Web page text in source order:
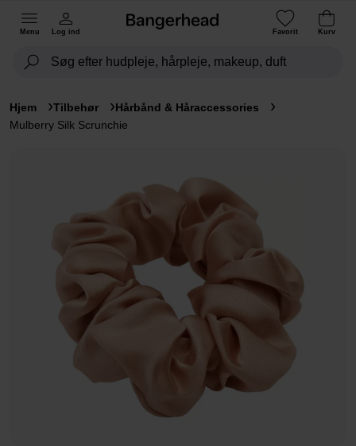
Menu Log ind Favorit Kurv
Hjem Tilbehør
Hårbånd & Håraccessories
Mulberry Silk Scrunchie